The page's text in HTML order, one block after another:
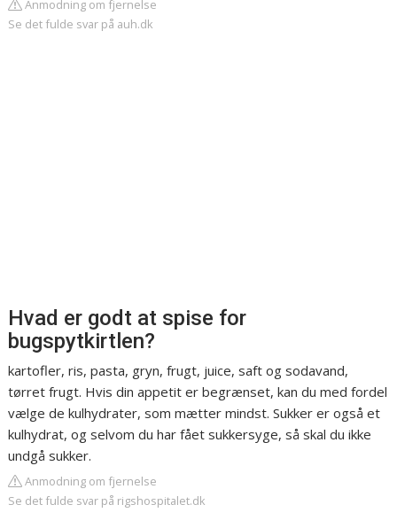
Anmodning om fjernelse
Se det fulde svar på auh.dk
Hvad er godt at spise for
bugspytkirtlen?
kartofler, ris, pasta, gryn, frugt, juice, saft og sodavand,
tørret frugt. Hvis din appetit er begrænset, kan du med fordel
vælge de kulhydrater, som mætter mindst. Sukker er også et
kulhydrat, og selvom du har fået sukkersyge, så skal du ikke
undgå sukker.
Anmodning om fjernelse
Se det fulde svar på rigshospitalet.dk